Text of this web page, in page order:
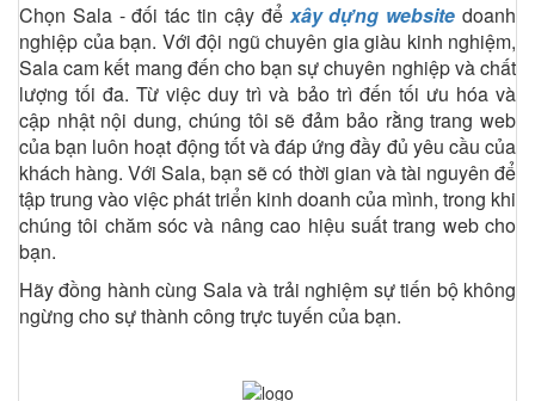
Chọn Sala - đối tác tin cậy để xây dựng website doanh
nghiệp của bạn. Với đội ngũ chuyên gia giàu kinh nghiệm,
Sala cam kết mang đến cho bạn sự chuyên nghiệp và chất
lượng tối đa. Từ việc duy trì và bảo trì đến tối ưu hóa và
cập nhật nội dung, chúng tôi sẽ đảm bảo rằng trang web
của bạn luôn hoạt động tốt và đáp ứng đầy đủ yêu cầu của
khách hàng. Với Sala, bạn sẽ có thời gian và tài nguyên để
tập trung vào việc phát triển kinh doanh của mình, trong khi
chúng tôi chăm sóc và nâng cao hiệu suất trang web cho
bạn.
Hãy đồng hành cùng Sala và trải nghiệm sự tiến bộ không
ngừng cho sự thành công trực tuyến của bạn.